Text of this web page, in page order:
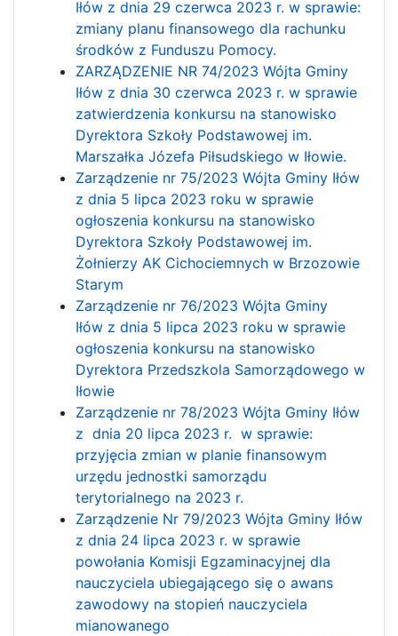
Iłów z dnia 29 czerwca 2023 r. w sprawie:
zmiany planu finansowego dla rachunku
środków z Funduszu Pomocy.
ZARZĄDZENIE NR 74/2023 Wójta Gminy
Iłów z dnia 30 czerwca 2023 r. w sprawie
zatwierdzenia konkursu na stanowisko
Dyrektora Szkoły Podstawowej im.
Marszałka Józefa Piłsudskiego w Iłowie.
Zarządzenie nr 75/2023 Wójta Gminy Iłów
z dnia 5 lipca 2023 roku w sprawie
ogłoszenia konkursu na stanowisko
Dyrektora Szkoły Podstawowej im.
Żołnierzy AK Cichociemnych w Brzozowie
Starym
Zarządzenie nr 76/2023 Wójta Gminy
Iłów z dnia 5 lipca 2023 roku w sprawie
ogłoszenia konkursu na stanowisko
Dyrektora Przedszkola Samorządowego w
Iłowie
Zarządzenie nr 78/2023 Wójta Gminy Iłów
z dnia 20 lipca 2023 r. w sprawie:
przyjęcia zmian w planie finansowym
urzędu jednostki samorządu
terytorialnego na 2023 r.
Zarządzenie Nr 79/2023 Wójta Gminy Iłów
z dnia 24 lipca 2023 r. w sprawie
powołania Komisji Egzaminacyjnej dla
nauczyciela ubiegającego się o awans
zawodowy na stopień nauczyciela
mianowanego